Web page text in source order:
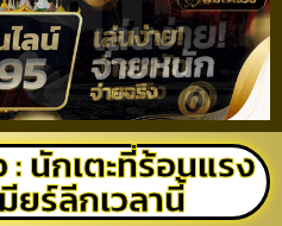
: นักเตะที่ร้อนแรง
ยร์ลีกเวลานี้